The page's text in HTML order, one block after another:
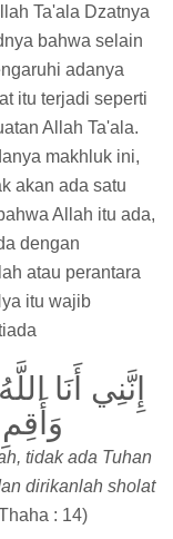
Ta'ala Dzatnya
bahwa selain
adanya
itu terjadi seperti
Allah Ta'ala.
makhluk ini,
akan ada satu
Allah itu ada,
dengan
atau perantara
itu wajib
إِنَّنِي أَنَا
tidak ada Tuhan
dirikanlah sholat
: 14)